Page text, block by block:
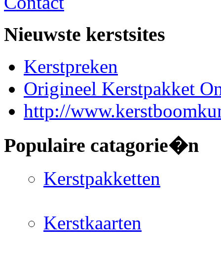
Nieuwste kerstsites
Kerstpreken
Origineel Kerstpakket
http://
Populaire catagorie�n
Kerstpakketten
Kerstkaarten